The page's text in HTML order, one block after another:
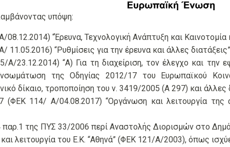
υπόψη:
“Έρευνα, Τεχνολογική Ανάπτυξη και Καινοτομία
“Ρυθμίσεις για την έρευνα και άλλες
23.12.2014) “Α) Για τη διαχείριση, τον έλεγχο και την
της Οδηγίας 2012/17 του Ευρωπαϊκού
δίκαιο, τροποποίηση του ν. 3419/2005 (Α 297) και άλλες
114/ Α/04.08.2017) “Οργάνωση και λειτουργία της
παρ.1 της ΠΥΣ 33/2006 περί Αναστολής Διορισμών στο
λειτουργία του Ε.Κ. “Αθηνά” (ΦΕΚ 121/Α/2003), όπως